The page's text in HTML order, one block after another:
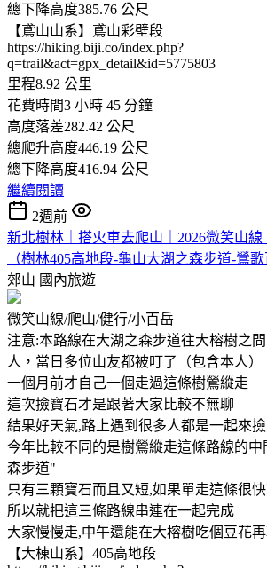
總下降高度385.76 公尺
【鳶山山系】鳶山彩壁段
https://hiking.biji.co/index.php?
q=trail&act=gpx_detail&id=5775803
里程8.92 公里
花費時間3 小時 45 分鐘
高度落差282.42 公尺
總爬升高度446.19 公尺
總下降高度416.94 公尺
繼續閱讀
2週前
新北樹林｜搭火車去爬山｜2026微笑山
（樹林405高地段-龜山大湖之森步道-鶯歌
郊山 國內旅遊
微笑山線/爬山/健行/小百岳
注意:本路線在大湖之森步道往大榕樹之
人，當日多位山友都被叮了（包含本人
一個月前才自己一個走過這條樹鶯縱走
這次撿寶石才是跟著大家比較不無聊
結果好天氣,路上遇到很多人都是一起來
今年比較不同的是樹鶯縱走這條路線的
森步道"
只有三顆寶石而且又短,如果單走這條很
所以就把這三條路線串連在一起完成
大家慢慢走,中午還能在大榕樹吃個豆花
【大棟山系】405高地段